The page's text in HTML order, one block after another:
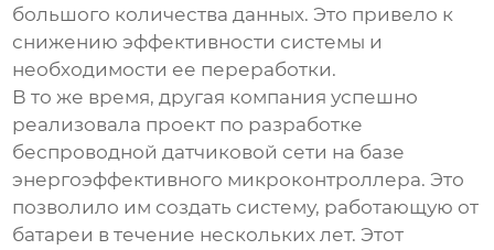
большого количества данных. Это привело к
снижению эффективности системы и
необходимости ее переработки.
В то же время, другая компания успешно
реализовала проект по разработке
беспроводной датчиковой сети на базе
энергоэффективного микроконтроллера. Это
позволило им создать систему, работающую от
батареи в течение нескольких лет. Этот